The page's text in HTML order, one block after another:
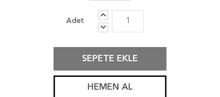
SEPETE EKLE
HEMEN AL